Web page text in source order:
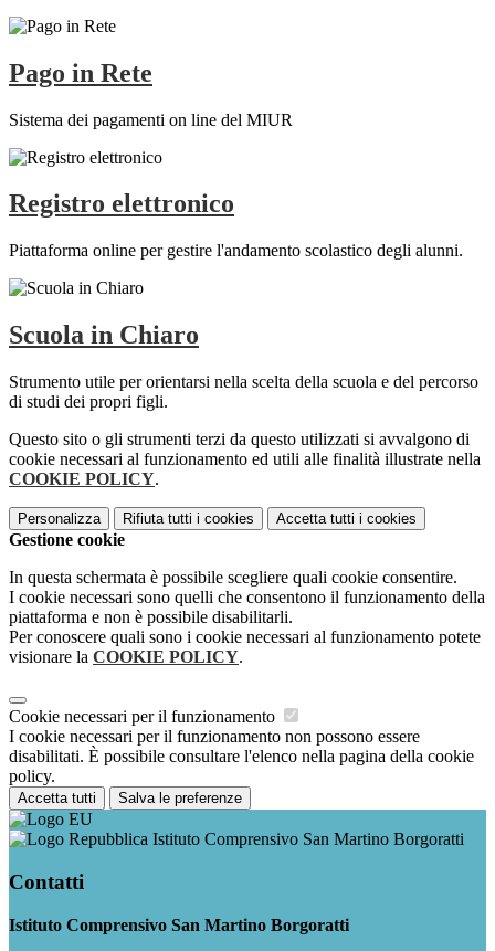
Pago in Rete
Sistema dei pagamenti on line del MIUR
Registro elettronico
Piattaforma online per gestire l'andamento scolastico degli alunni.
Scuola in Chiaro
Strumento utile per orientarsi nella scelta della scuola e del percorso
di studi dei propri figli.
Questo sito o gli strumenti terzi da questo utilizzati si avvalgono di
cookie necessari al funzionamento ed utili alle finalità illustrate nella
COOKIE POLICY.
Personalizza Rifiuta tutti i cookies Accetta tutti i cookies
Gestione cookie
In questa schermata è possibile scegliere quali cookie consentire.
I cookie necessari sono quelli che consentono il funzionamento della
piattaforma e non è possibile disabilitarli.
Per conoscere quali sono i cookie necessari al funzionamento potete
visionare la COOKIE POLICY.
Cookie necessari per il funzionamento
I cookie necessari per il funzionamento non possono essere
disabilitati. È possibile consultare l'elenco nella pagina della cookie
policy.
Accetta tutti Salva le preferenze
Istituto Comprensivo San Martino Borgoratti
Contatti
Istituto Comprensivo San Martino Borgoratti